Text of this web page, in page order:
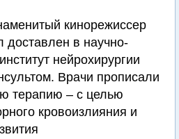
кинорежиссер
в научно-
нейрохирургии
Врачи прописали
терапию – с целью
кровоизлияния и